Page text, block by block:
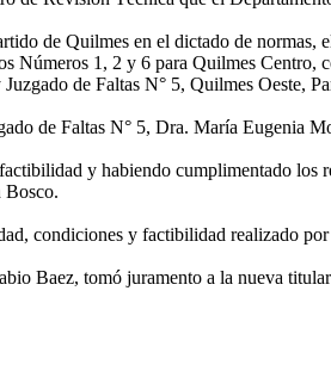
de Quilmes en el dictado de
Números 1, 2 y 6 para Quilmes
de Faltas N° 5, Quilmes Oeste,
de Faltas N° 5, Dra. María Eugenia
y habiendo cumplimentado
Bosco.
condiciones y factibilidad realizado
Baez, tomó juramento a la nueva